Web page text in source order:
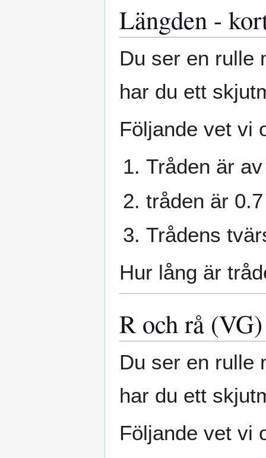
Längden -
Du ser en rulle
har du ett
Följande vet vi
Tråden är
tråden är
Trådens
Hur lång är
R och rå (VG)
Du ser en rulle
har du ett
Följande vet vi